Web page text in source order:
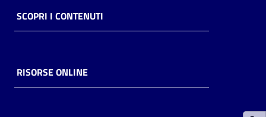
Casa
Piani
storico
SCOPRI I CONTENUTI
RISORSE ONLINE